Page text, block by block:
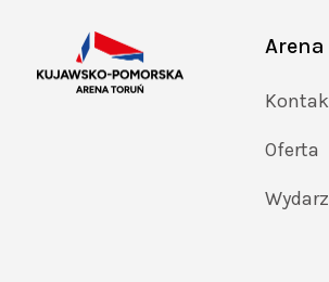
Arena
Oferta